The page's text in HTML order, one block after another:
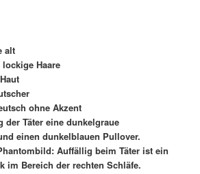
alt
Haare
ohne Akzent
der Täter eine dunkelgraue
einen dunkelblauen Pullover.
Auffällig beim Täter ist ein
im Bereich der rechten Schläfe.